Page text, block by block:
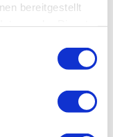
bereitgestellt